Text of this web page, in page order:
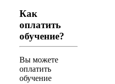
Как
оплатить
обучение?
Вы можете
оплатить
обучение